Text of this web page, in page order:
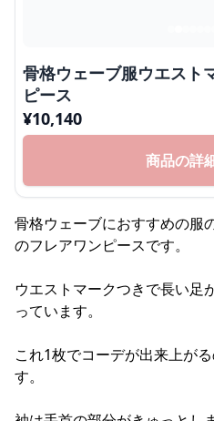
骨格ウェーブ服ウエスト
ピース
¥10,140
商品の詳
骨格ウェーブにおすすめの服
のフレアワンピースです。
ウエストマークつきで長い足
っています。
これ1枚でコーデが出来上が
す。